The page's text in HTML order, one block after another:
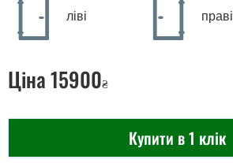
ліві праві
Ціна15900₴
Купити в 1 клік